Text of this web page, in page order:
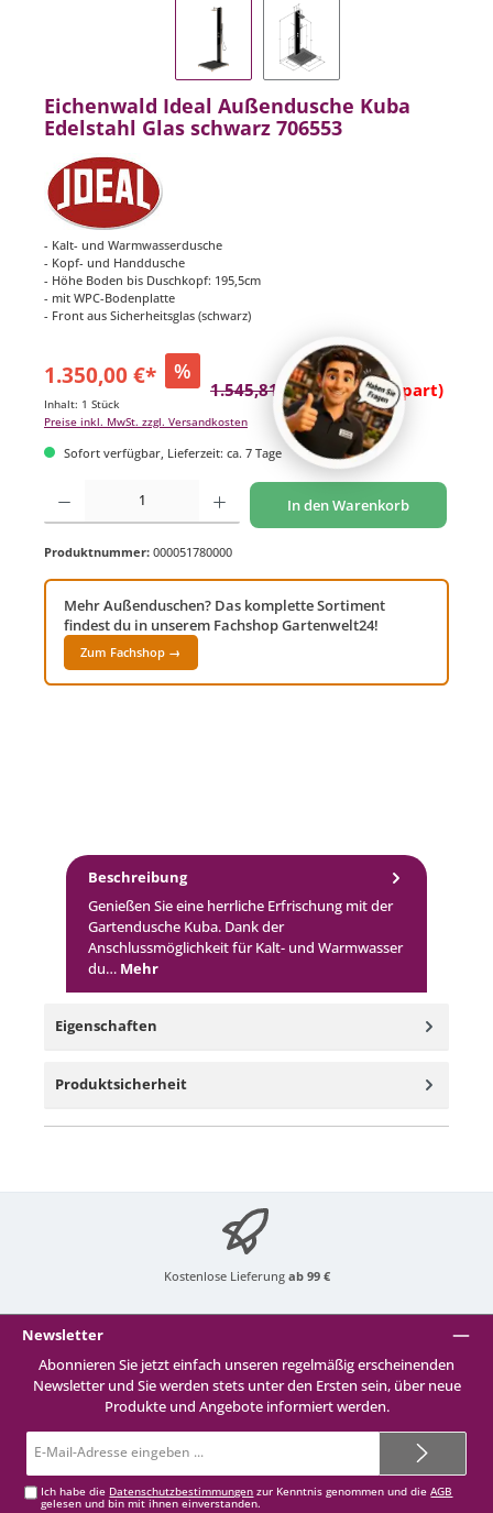
Eichenwald Ideal Außendusche Kuba
Edelstahl Glas schwarz 706553
- Kalt- und Warmwasserdusche
- Kopf- und Handdusche
- Höhe Boden bis Duschkopf: 195,5cm
- mit WPC-Bodenplatte
- Front aus Sicherheitsglas (schwarz)
1.350,00 €* %
1.545,81 €* (12.67% gespart)
Inhalt: 1 Stück
Preise inkl. MwSt. zzgl. Versandkosten
Sofort verfügbar, Lieferzeit: ca. 7 Tage
Produkt Anzahl: Gib den gewünschten Wert ein oder benutze die Schaltflächen um
In den Warenkorb
Produktnummer: 000051780000
Mehr Außenduschen? Das komplette Sortiment
findest du in unserem Fachshop Gartenwelt24!
Zum Fachshop →
Beschreibung
Genießen Sie eine herrliche Erfrischung mit der
Gartendusche Kuba. Dank der
Anschlussmöglichkeit für Kalt- und Warmwasser
du… Mehr
Eigenschaften
Produktsicherheit
Kostenlose Lieferung ab 99 €
Newsletter
Abonnieren Sie jetzt einfach unseren regelmäßig erscheinenden
Newsletter und Sie werden stets unter den Ersten sein, über neue
Produkte und Angebote informiert werden.
Mail-
Ich habe die Datenschutzbestimmungen zur Kenntnis genommen und dieAGB
gelesen und bin mit ihnen einverstanden.